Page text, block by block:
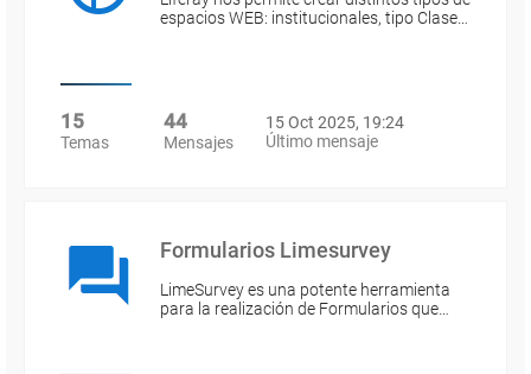
espacios WEB: institucionales, tipo Clase…
15
Temas
44
Mensajes
15 Oct 2025, 19:24
Último mensaje
Formularios Limesurvey
LimeSurvey es una potente herramienta
para la realización de Formularios que…